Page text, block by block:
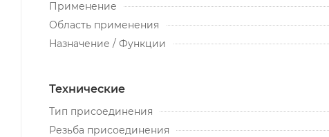
Применение
Область применения
Назначение / Функции
Технические
Тип присоединения
Резьба присоединения